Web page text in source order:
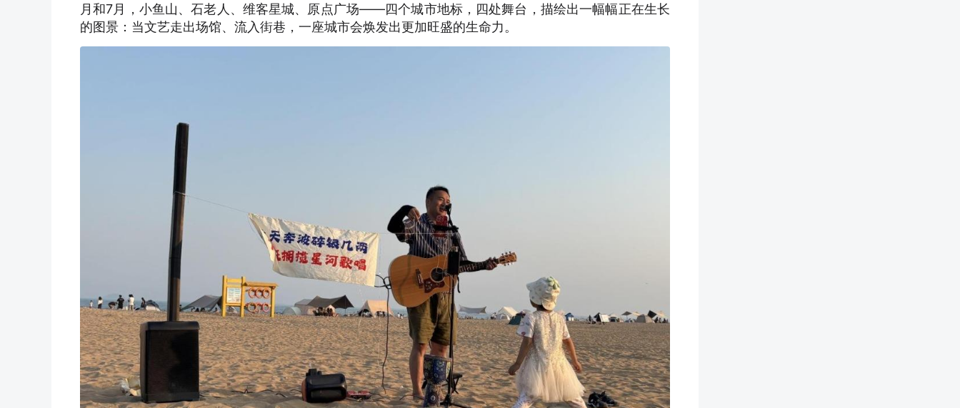
月和7月，小鱼山、石老人、维客星城、原点广场——四个城市地标，四处舞台，描绘出一幅幅正在生长
的图景：当文艺走出场馆、流入街巷，一座城市会焕发出更加旺盛的生命力。